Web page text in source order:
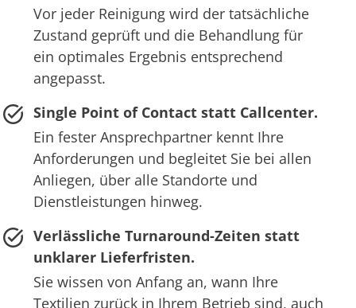
Vor jeder Reinigung wird der tatsächliche
Zustand geprüft und die Behandlung für
ein optimales Ergebnis entsprechend
angepasst.
Single Point of Contact statt Callcenter.
Ein fester Ansprechpartner kennt Ihre
Anforderungen und begleitet Sie bei allen
Anliegen, über alle Standorte und
Dienstleistungen hinweg.
Verlässliche Turnaround-Zeiten statt
unklarer Lieferfristen.
Sie wissen von Anfang an, wann Ihre
Textilien zurück in Ihrem Betrieb sind, auch